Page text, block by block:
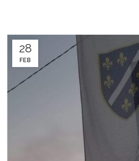
28
FEB